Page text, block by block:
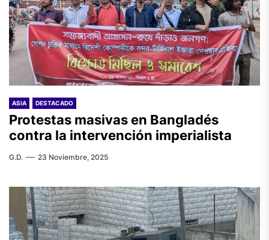
ASIA DESTACADO
Protestas masivas en Bangladés
contra la intervención imperialista
G.D. 23 Noviembre, 2025